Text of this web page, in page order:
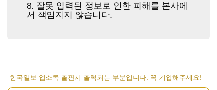
8. 잘못 입력된 정보로 인한 피해를 본사에
서 책임지지 않습니다.
한국일보 업소록 출판시 출력되는 부분입니다. 꼭 기입해주세요!